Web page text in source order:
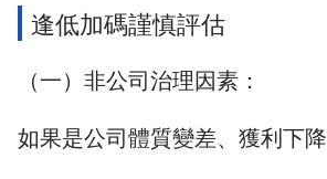
逢低加碼謹慎評估
（一）非公司治理因素：
如果是公司體質變差、獲利下降